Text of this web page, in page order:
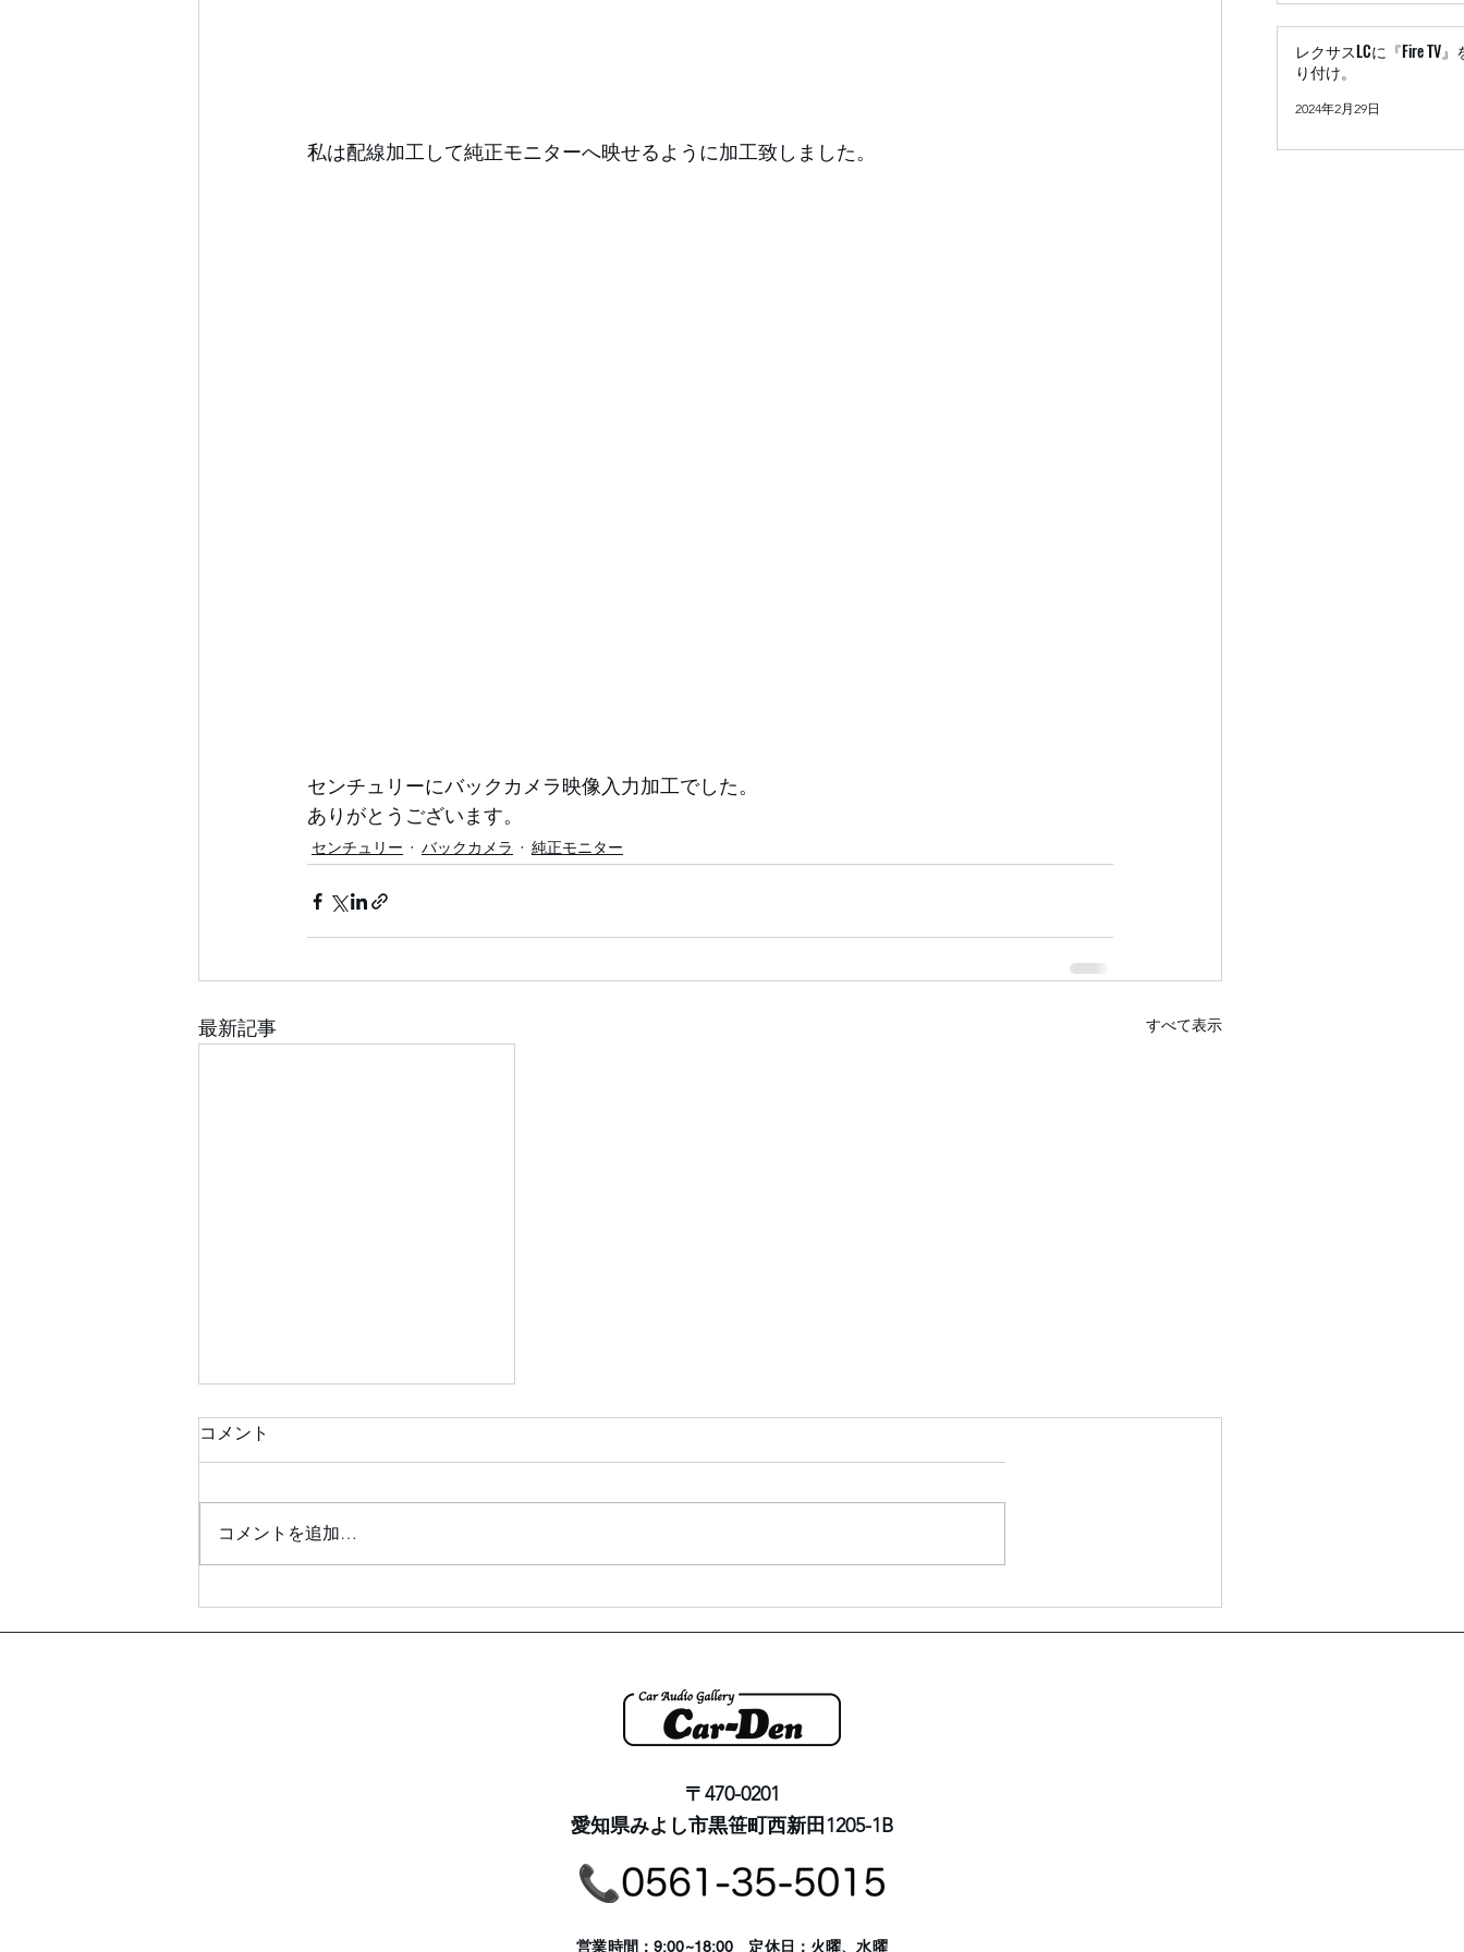
私は配線加工して純正モニターへ映せるように加工致しました。
センチュリーにバックカメラ映像入力加工でした。
ありがとうございます。
センチュリー バックカメラ 純正モニター
最新記事 すべて表示
US Toyota ハイランダーに
映像入力
コメント
コメントを追加…
レクサスLCに『Fire TV』
り付け。
2024年2月29日
〒470-0201
愛知県みよし市黒笹町西新田1205-1B
​営業時間：9:00~18:00 定休日：火曜、水曜